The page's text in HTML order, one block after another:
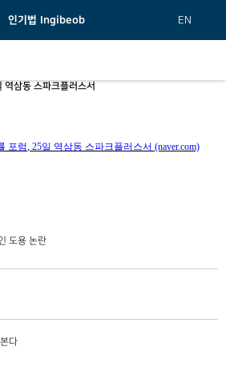
인기법 Ingibeob EN
삼동 스파크플러스서
포럼, 25일 역삼동 스파크플러스서 (naver.com)
도용 논란
다